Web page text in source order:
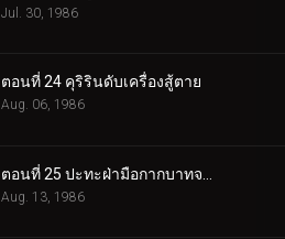
Jul. 30, 1986
ตอนที่ 24 คุริรินดับเครื่องสู้ตาย
Aug. 06, 1986
Aug. 13, 1986